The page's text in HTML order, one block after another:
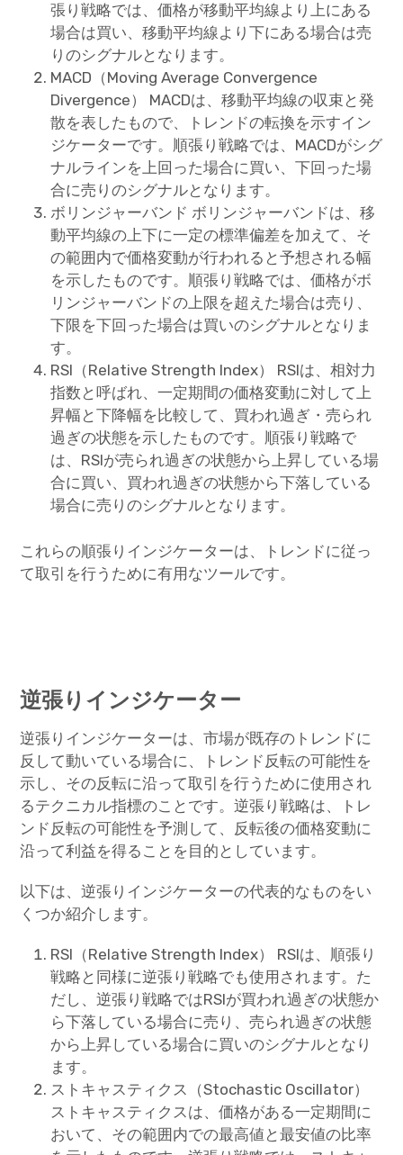
張り戦略では、価格が移動平均線より上にある
場合は買い、移動平均線より下にある場合は売
りのシグナルとなります。
MACD（Moving Average Convergence
Divergence） MACDは、移動平均線の収束と発
散を表したもので、トレンドの転換を示すイン
ジケーターです。順張り戦略では、MACDがシグ
ナルラインを上回った場合に買い、下回った場
合に売りのシグナルとなります。
ボリンジャーバンド ボリンジャーバンドは、移
動平均線の上下に一定の標準偏差を加えて、そ
の範囲内で価格変動が行われると予想される幅
を示したものです。順張り戦略では、価格がボ
リンジャーバンドの上限を超えた場合は売り、
下限を下回った場合は買いのシグナルとなりま
す。
RSI（Relative Strength Index） RSIは、相対力
指数と呼ばれ、一定期間の価格変動に対して上
昇幅と下降幅を比較して、買われ過ぎ・売られ
過ぎの状態を示したものです。順張り戦略で
は、RSIが売られ過ぎの状態から上昇している場
合に買い、買われ過ぎの状態から下落している
場合に売りのシグナルとなります。
これらの順張りインジケーターは、トレンドに従っ
て取引を行うために有用なツールです。
逆張りインジケーター
逆張りインジケーターは、市場が既存のトレンドに
反して動いている場合に、トレンド反転の可能性を
示し、その反転に沿って取引を行うために使用され
るテクニカル指標のことです。逆張り戦略は、トレ
ンド反転の可能性を予測して、反転後の価格変動に
沿って利益を得ることを目的としています。
以下は、逆張りインジケーターの代表的なものをい
くつか紹介します。
RSI（Relative Strength Index） RSIは、順張り
戦略と同様に逆張り戦略でも使用されます。た
だし、逆張り戦略ではRSIが買われ過ぎの状態か
ら下落している場合に売り、売られ過ぎの状態
から上昇している場合に買いのシグナルとなり
ます。
ストキャスティクス（Stochastic Oscillator）
ストキャスティクスは、価格がある一定期間に
おいて、その範囲内での最高値と最安値の比率